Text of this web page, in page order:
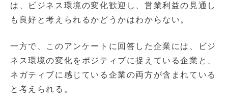
は、ビジネス環境の変化歓迎し、営業利益の見通し
も良好と考えられるかどうかはわからない。
一方で、このアンケートに回答した企業には、ビジ
ネス環境の変化をポジティブに捉えている企業と、
ネガティブに感じている企業の両方が含まれている
と考えられる。